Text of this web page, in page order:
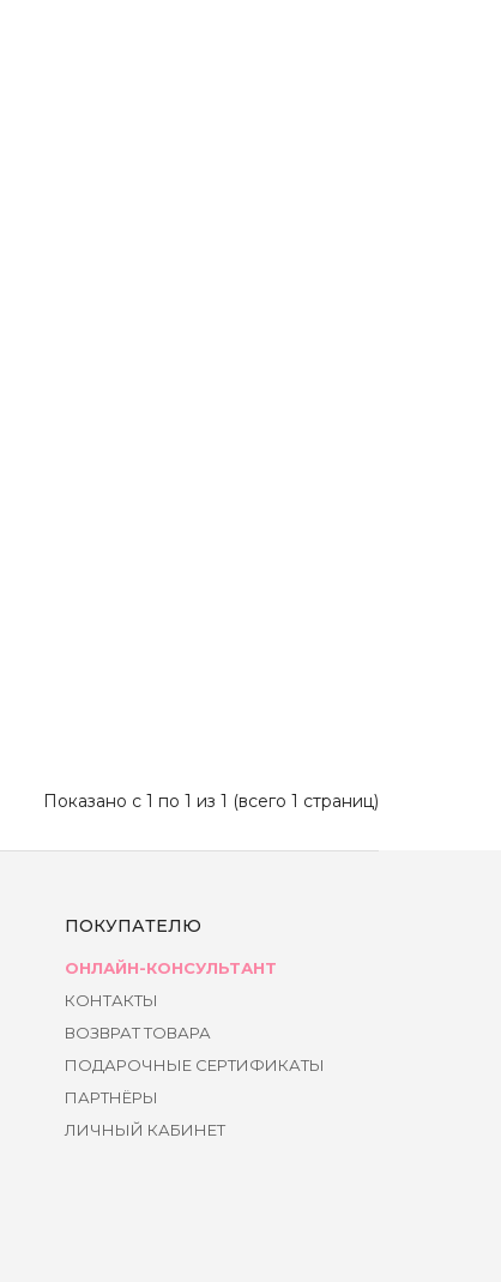
Показано с 1 по 1 из 1 (всего 1 страниц)
ПОКУПАТЕЛЮ
ОНЛАЙН-КОНСУЛЬТАНТ
КОНТАКТЫ
ВОЗВРАТ ТОВАРА
ПОДАРОЧНЫЕ СЕРТИФИКАТЫ
ПАРТНЁРЫ
ЛИЧНЫЙ КАБИНЕТ